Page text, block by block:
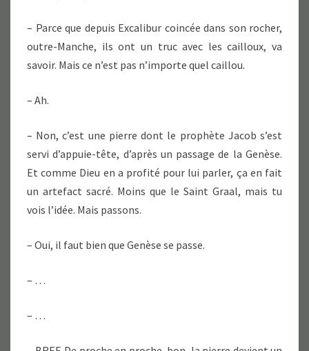
– Parce que depuis Excalibur coincée dans son rocher,
outre-Manche, ils ont un truc avec les cailloux, va
savoir. Mais ce n’est pas n’importe quel caillou.
– Ah.
– Non, c’est une pierre dont le prophète Jacob s’est
servi d’appuie-tête, d’après un passage de la Genèse.
Et comme Dieu en a profité pour lui parler, ça en fait
un artefact sacré. Moins que le Saint Graal, mais tu
vois l’idée. Mais passons.
– Oui, il faut bien que Genèse se passe.
– …
– …